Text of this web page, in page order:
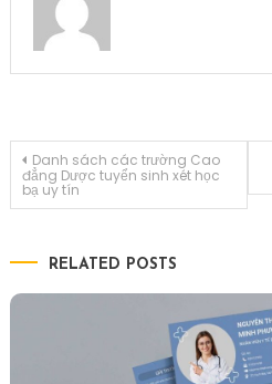
Điều
hướng
bài
viết
Danh sách các trường Cao
đẳng Dược tuyển sinh xét học
bạ uy tín
RELATED POSTS